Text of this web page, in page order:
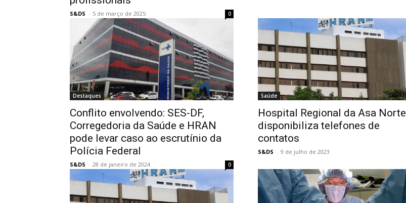
S&DS - 5 de março de 2025 0
Destaques
Conflito envolvendo: SES-DF,
Corregedoria da Saúde e HRAN
pode levar caso ao escrutínio da
Polícia Federal
S&DS - 28 de janeiro de 2024 0
Saúde
Hospital Regional da Asa Norte
disponibiliza telefones de
contatos
S&DS - 9 de julho de 2023